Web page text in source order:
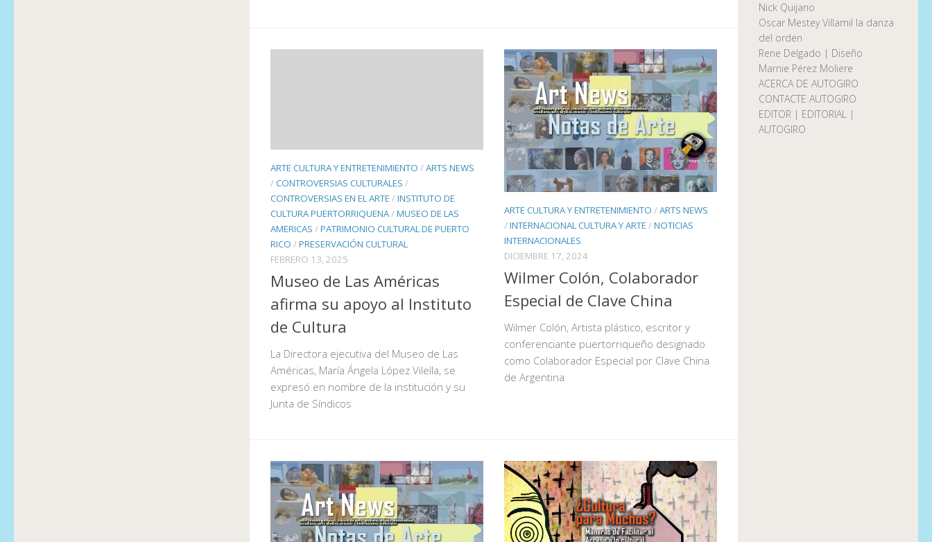
ARTE CULTURA Y ENTRETENIMIENTO /ARTS NEWS
/CONTROVERSIAS CULTURALES /
CONTROVERSIAS EN EL ARTE /INSTITUTO DE
CULTURA PUERTORRIQUENA/MUSEO DE LAS
AMERICAS /PATRIMONIO CULTURAL DE PUERTO
RICO /PRESERVACIÓN CULTURAL
FEBRERO 13, 2025
Museo de Las Américas
afirma su apoyo al Instituto
de Cultura
La Directora ejecutiva del Museo de Las
Américas, María Ángela López Vilella, se
expresó en nombre de la institución y su
Junta de Síndicos
ARTE CULTURA Y ENTRETENIMIENTO /ARTS NEWS
/INTERNACIONAL CULTURA Y ARTE /NOTICIAS
INTERNACIONALES
DICIEMBRE 17, 2024
Wilmer Colón, Colaborador
Especial de Clave China
Wilmer Colón, Artista plástico, escritor y
conferenciante puertorriqueño designado
como Colaborador Especial por Clave China
de Argentina
Nick Quijano
Oscar Mestey Villamil la danza
del orden
Rene Delgado | Diseño
Marnie Pérez Moliere
ACERCA DE AUTOGIRO
CONTACTE AUTOGIRO
EDITOR | EDITORIAL |
AUTOGIRO